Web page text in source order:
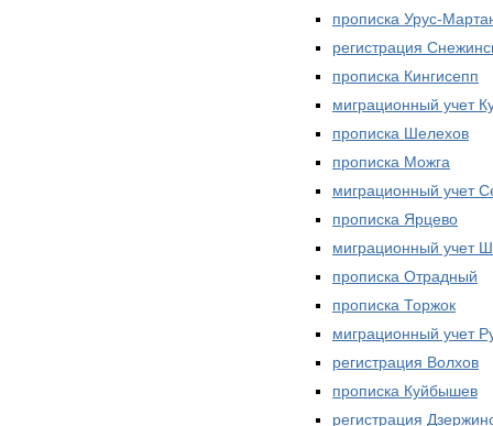
прописка Урус-
регистрация
прописка Кингисепп
миграционный учет
прописка Шелехов
прописка Можга
миграционный учет
прописка Ярцево
миграционный учет
прописка Отрадный
прописка Торжок
миграционный учет
регистрация Волхов
прописка Куйбышев
регистрация